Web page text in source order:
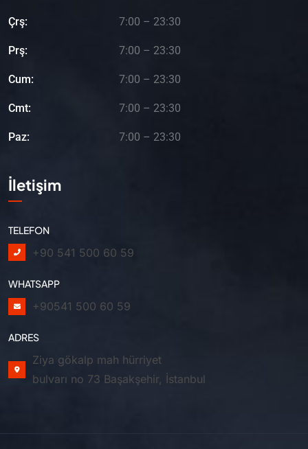
Çrş: 7:00 – 23:30
Prş: 7:00 – 23:30
Cum: 7:00 – 23:30
Cmt: 7:00 – 23:30
Paz: 7:00 – 23:30
İletişim
TELEFON
+90 541 500 60 59
WHATSAPP
+90541 500 60 59
ADRES
Ziya gökalp mah hürriyet
bulvarı no 73 Başakşehir, İstanbul